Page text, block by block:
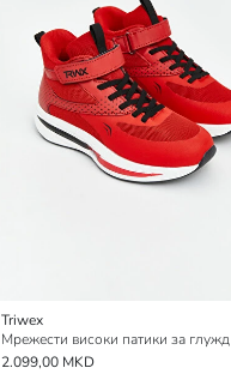
Triwex
2.099,00 MKD